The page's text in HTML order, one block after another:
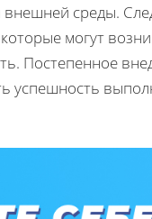
внешней среды.
могут
Постепенное
успешность